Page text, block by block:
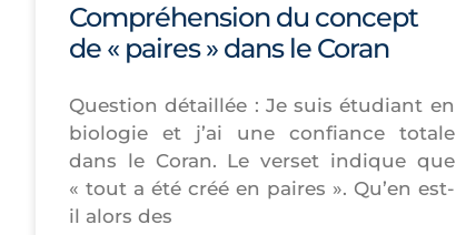
Compréhension du concept
de « paires » dans le Coran
Question détaillée : Je suis étudiant en
biologie et j’ai une confiance totale
dans le Coran. Le verset indique que
« tout a été créé en paires ». Qu’en est-
il alors des